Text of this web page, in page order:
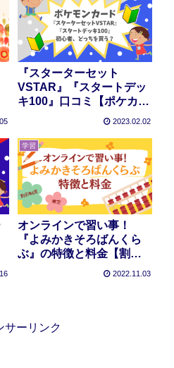
『スターターセット
VSTAR』『スタートデッ
キ100』口コミ【ポケカ完
2023.02.02
学習
オンラインで習い事！
『よみかきそろばんくら
ぶ』の特徴と料金【割引
制度も徹底解説！】
2022.11.03
サーリンク